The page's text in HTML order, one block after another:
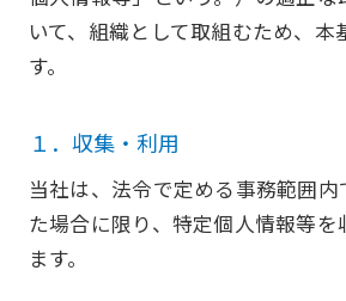
いて、組織として取組むため、本
す。
１．収集・利用
当社は、法令で定める事務範囲内
た場合に限り、特定個人情報等を
ます。